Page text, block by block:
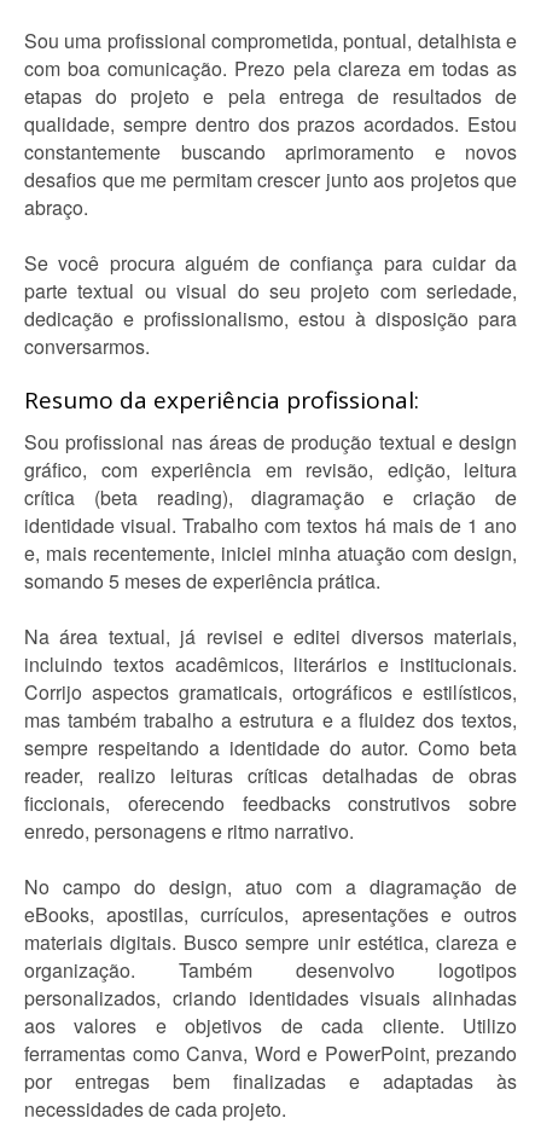
Sou uma profissional comprometida, pontual, detalhista e
com boa comunicação. Prezo pela clareza em todas as
etapas do projeto e pela entrega de resultados de
qualidade, sempre dentro dos prazos acordados. Estou
constantemente buscando aprimoramento e novos
desafios que me permitam crescer junto aos projetos que
abraço.
Se você procura alguém de confiança para cuidar da
parte textual ou visual do seu projeto com seriedade,
dedicação e profissionalismo, estou à disposição para
conversarmos.
Resumo da experiência profissional:
Sou profissional nas áreas de produção textual e design
gráfico, com experiência em revisão, edição, leitura
crítica (beta reading), diagramação e criação de
identidade visual. Trabalho com textos há mais de 1 ano
e, mais recentemente, iniciei minha atuação com design,
somando 5 meses de experiência prática.
Na área textual, já revisei e editei diversos materiais,
incluindo textos acadêmicos, literários e institucionais.
Corrijo aspectos gramaticais, ortográficos e estilísticos,
mas também trabalho a estrutura e a fluidez dos textos,
sempre respeitando a identidade do autor. Como beta
reader, realizo leituras críticas detalhadas de obras
ficcionais, oferecendo feedbacks construtivos sobre
enredo, personagens e ritmo narrativo.
No campo do design, atuo com a diagramação de
eBooks, apostilas, currículos, apresentações e outros
materiais digitais. Busco sempre unir estética, clareza e
organização. Também desenvolvo logotipos
personalizados, criando identidades visuais alinhadas
aos valores e objetivos de cada cliente. Utilizo
ferramentas como Canva, Word e PowerPoint, prezando
por entregas bem finalizadas e adaptadas às
necessidades de cada projeto.